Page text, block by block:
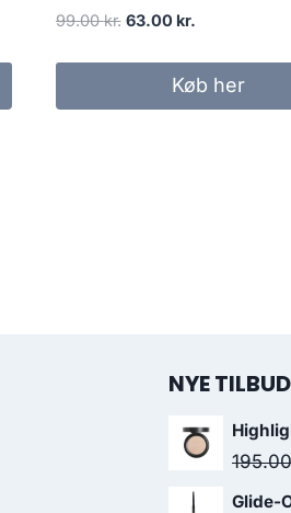
99.00kr. Den
63.00 kr.Den
er:
Køb her
NYE TILBUD
Glide-